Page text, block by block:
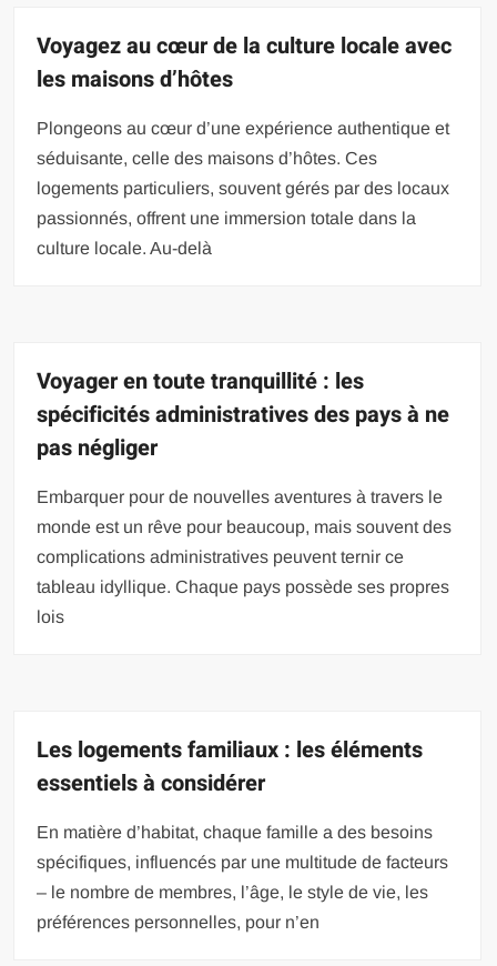
Voyagez au cœur de la culture locale avec
les maisons d’hôtes
Plongeons au cœur d’une expérience authentique et
séduisante, celle des maisons d’hôtes. Ces
logements particuliers, souvent gérés par des locaux
passionnés, offrent une immersion totale dans la
culture locale. Au-delà
Voyager en toute tranquillité : les
spécificités administratives des pays à ne
pas négliger
Embarquer pour de nouvelles aventures à travers le
monde est un rêve pour beaucoup, mais souvent des
complications administratives peuvent ternir ce
tableau idyllique. Chaque pays possède ses propres
lois
Les logements familiaux : les éléments
essentiels à considérer
En matière d’habitat, chaque famille a des besoins
spécifiques, influencés par une multitude de facteurs
– le nombre de membres, l’âge, le style de vie, les
préférences personnelles, pour n’en